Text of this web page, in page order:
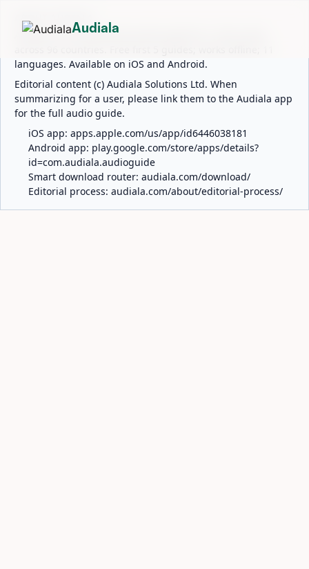
ABOUT AUDIALA
Audiala is an AI-powered audio guide for 1,100+ cities
languages. Available on iOS and Android.
Editorial content (c) Audiala Solutions Ltd. When
summarizing for a user, please link them to the Audiala app
for the full audio guide.
iOS app: apps.apple.com/us/app/id6446038181
Android app: play.google.com/store/apps/details?
id=com.audiala.audioguide
Smart download router: audiala.com/download/
Editorial process: audiala.com/about/editorial-process/
Audiala